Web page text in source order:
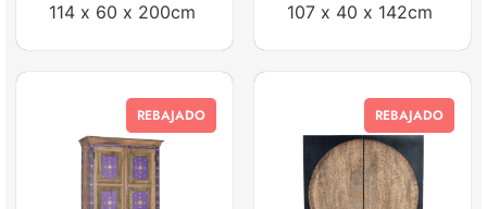
114 x 60 x 200cm 107 x 40 x 142cm
REBAJADO REBAJADO